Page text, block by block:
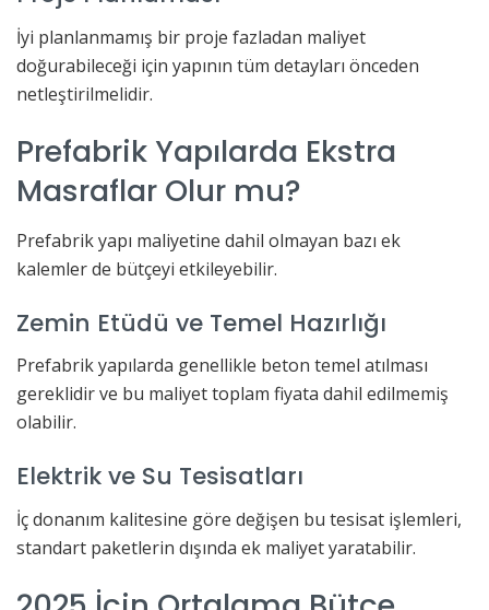
İyi planlanmamış bir proje fazladan maliyet
doğurabileceği için yapının tüm detayları önceden
netleştirilmelidir.
Prefabrik Yapılarda Ekstra
Masraflar Olur mu?
Prefabrik yapı maliyetine dahil olmayan bazı ek
kalemler de bütçeyi etkileyebilir.
Zemin Etüdü ve Temel Hazırlığı
Prefabrik yapılarda genellikle beton temel atılması
gereklidir ve bu maliyet toplam fiyata dahil edilmemiş
olabilir.
Elektrik ve Su Tesisatları
İç donanım kalitesine göre değişen bu tesisat işlemleri,
standart paketlerin dışında ek maliyet yaratabilir.